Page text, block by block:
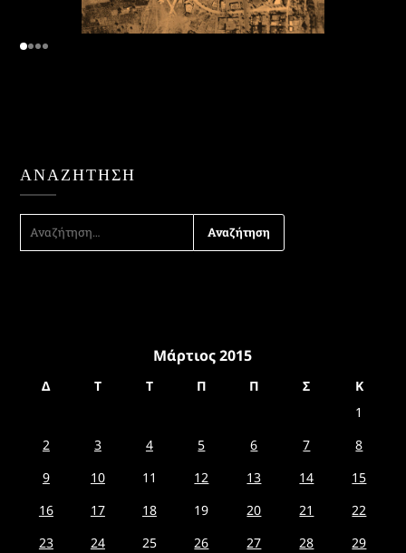
ΑΝΑΖΉΤΗΣΗ
ΑΝΑΖΉΤΗΣΗ
ΓΙΑ:
Μάρτιος 2015
Δ Τ Τ Π Π Σ
Κ
1
2
3 4 5 6 7
8
9
10 11 12 13 14
15
16
17 18 19 20 21
22
23
24 25 26 27 28
29